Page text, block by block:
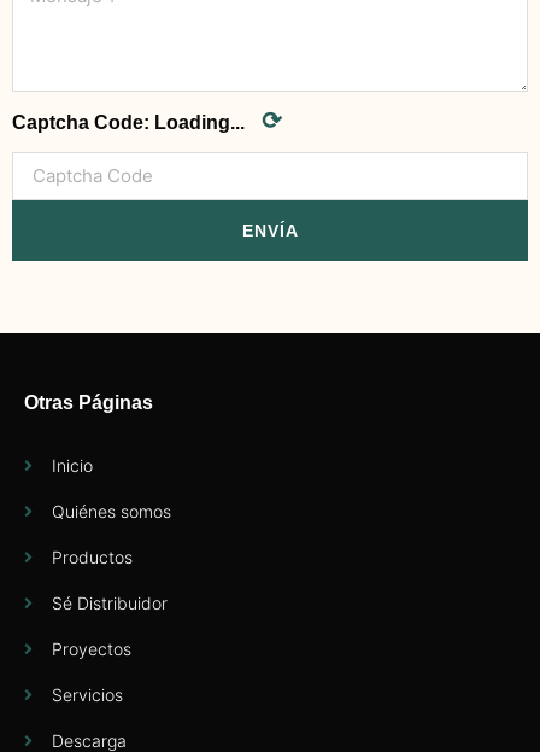
Captcha Code: Loading... ⟳
ENVÍA
Otras Páginas
Inicio
Quiénes somos
Productos
Sé Distribuidor
Proyectos
Servicios
Descarga